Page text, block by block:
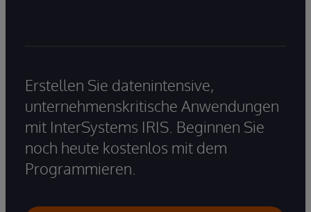
Erstellen Sie datenintensive,
unternehmenskritische Anwendungen
mit InterSystems IRIS. Beginnen Sie
noch heute kostenlos mit dem
Programmieren.